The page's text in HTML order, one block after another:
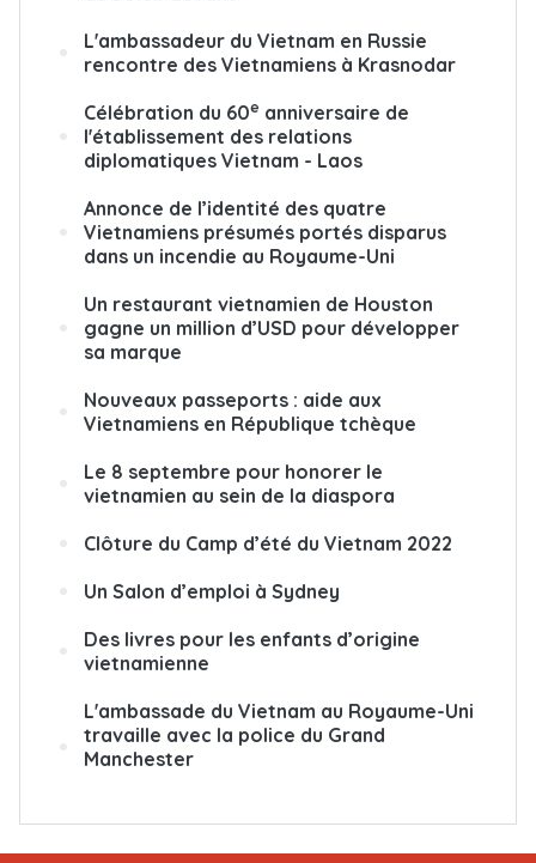
L'ambassadeur du Vietnam en Russie
rencontre des Vietnamiens à Krasnodar
Célébration du 60e anniversaire de
l'établissement des relations
diplomatiques Vietnam - Laos
Annonce de l’identité des quatre
Vietnamiens présumés portés disparus
dans un incendie au Royaume-Uni
Un restaurant vietnamien de Houston
gagne un million d’USD pour développer
sa marque
Nouveaux passeports : aide aux
Vietnamiens en République tchèque
Le 8 septembre pour honorer le
vietnamien au sein de la diaspora
Clôture du Camp d’été du Vietnam 2022
Un Salon d’emploi à Sydney
Des livres pour les enfants d’origine
vietnamienne
L'ambassade du Vietnam au Royaume-Uni
travaille avec la police du Grand
Manchester